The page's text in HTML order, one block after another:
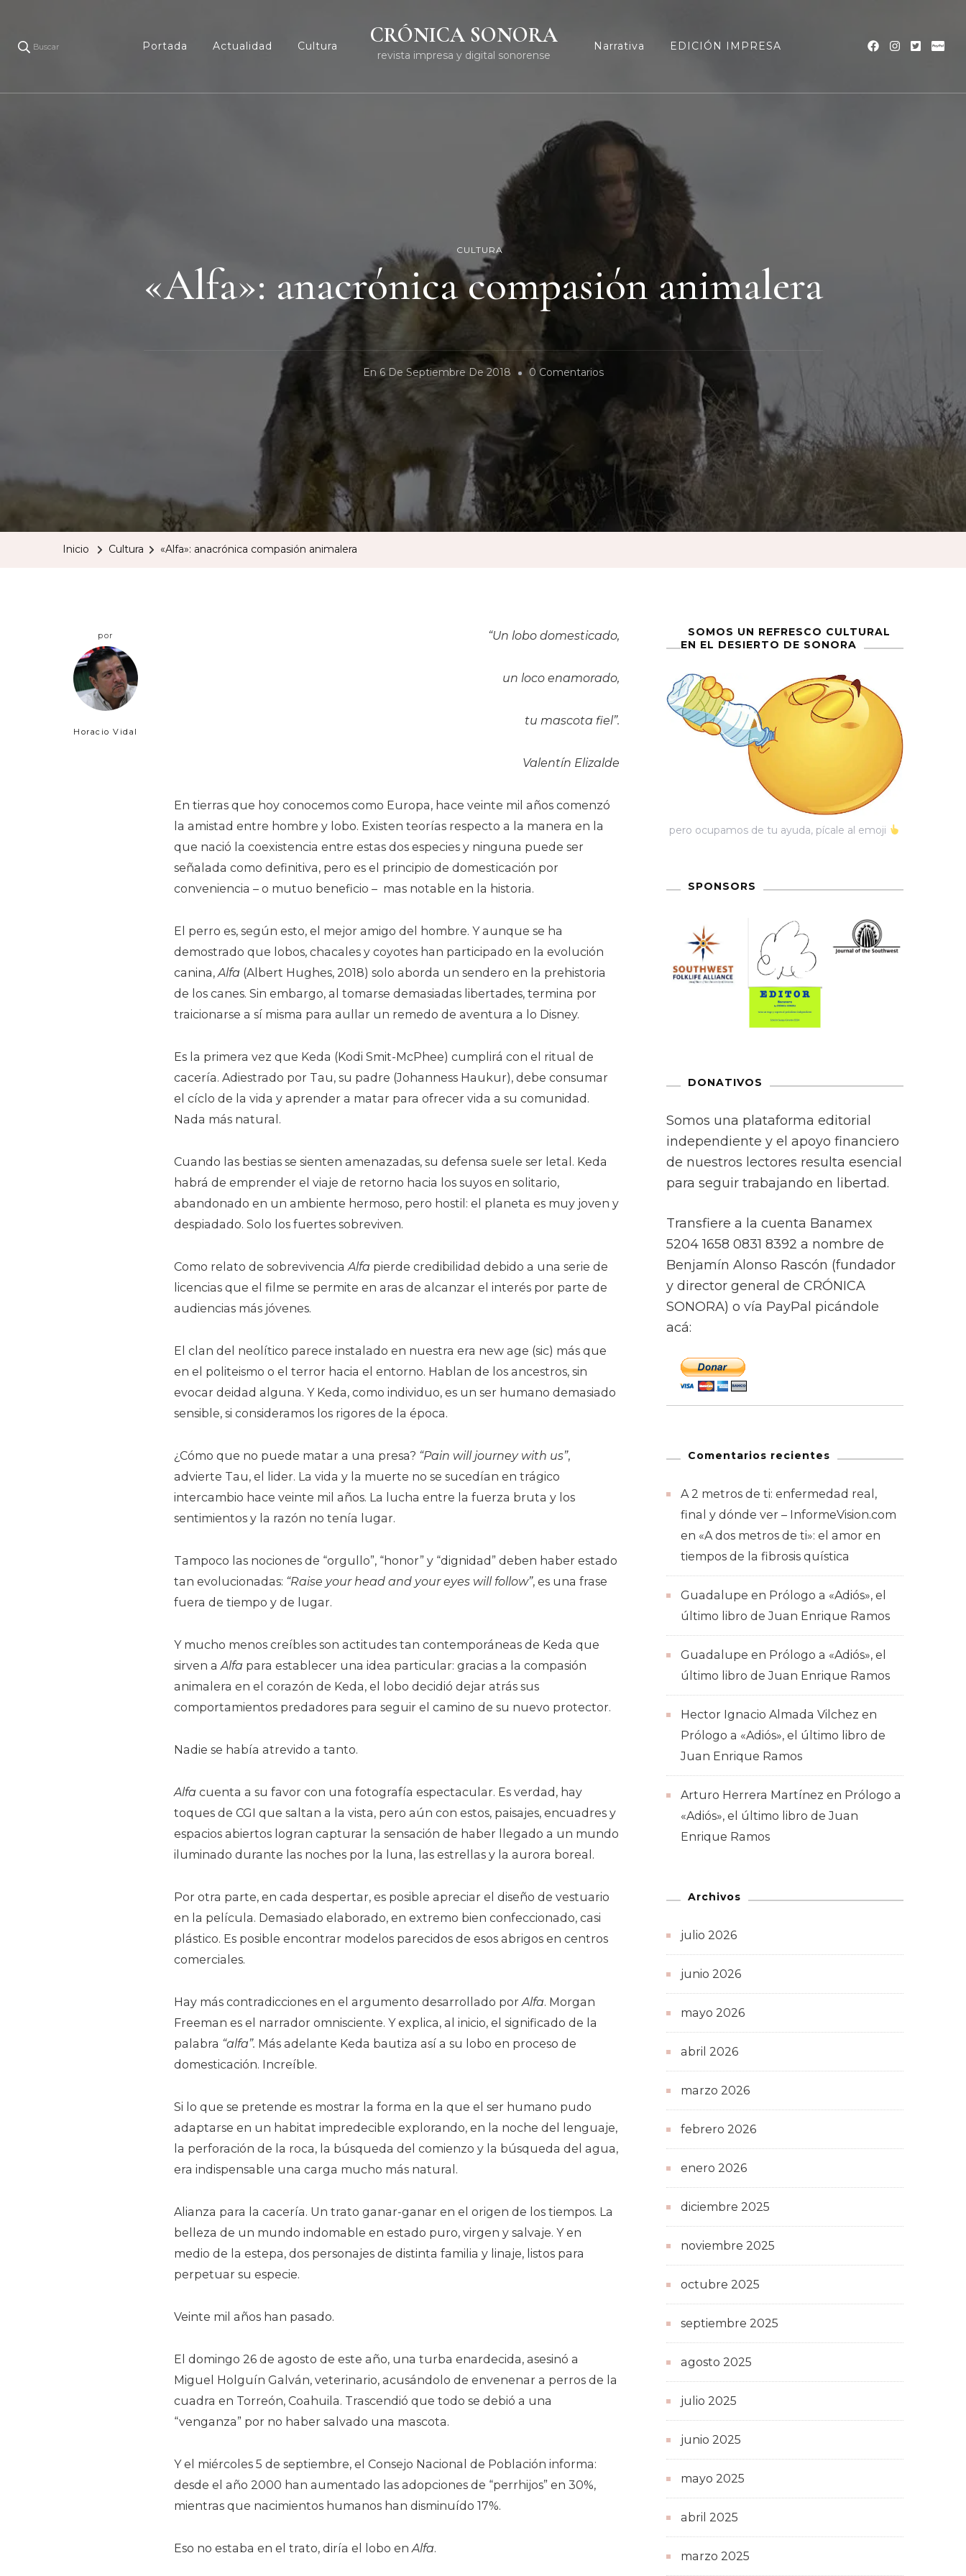
Buscar Portada Actualidad Cultura CRÓNICA SONORA
revista impresa y digital sonorense
Narrativa EDICIÓN IMPRESA
CULTURA
«Alfa»: anacrónica compasión animalera
En 6 De Septiembre De 2018 0 ComentariosEn
Anacrónica
Compasión
Animalera
Inicio Cultura «Alfa»: anacrónica compasión animalera
por
Horacio Vidal
“Un lobo domesticado,
un loco enamorado,
tu mascota fiel”.
Valentín Elizalde
En tierras que hoy conocemos como Europa, hace veinte mil años comenzó
la amistad entre hombre y lobo. Existen teorías respecto a la manera en la
que nació la coexistencia entre estas dos especies y ninguna puede ser
señalada como definitiva, pero es el principio de domesticación por
conveniencia – o mutuo beneficio – mas notable en la historia.
El perro es, según esto, el mejor amigo del hombre. Y aunque se ha
demostrado que lobos, chacales y coyotes han participado en la evolución
canina,Alfa (Albert Hughes, 2018) solo aborda un sendero en la prehistoria
de los canes. Sin embargo, al tomarse demasiadas libertades, termina por
traicionarse a sí misma para aullar un remedo de aventura a lo Disney.
Es la primera vez que Keda (Kodi Smit-McPhee) cumplirá con el ritual de
cacería. Adiestrado por Tau, su padre (Johanness Haukur), debe consumar
el cíclo de la vida y aprender a matar para ofrecer vida a su comunidad.
Nada más natural.
Cuando las bestias se sienten amenazadas, su defensa suele ser letal. Keda
habrá de emprender el viaje de retorno hacia los suyos en solitario,
abandonado en un ambiente hermoso, pero hostil: el planeta es muy joven y
despiadado. Solo los fuertes sobreviven.
Como relato de sobrevivenciaAlfa pierde credibilidad debido a una serie de
licencias que el filme se permite en aras de alcanzar el interés por parte de
audiencias más jóvenes.
El clan del neolítico parece instalado en nuestra era new age (sic) más que
en el politeismo o el terror hacia el entorno. Hablan de los ancestros, sin
evocar deidad alguna. Y Keda, como individuo, es un ser humano demasiado
sensible, si consideramos los rigores de la época.
¿Cómo que no puede matar a una presa? “Pain will journey with us”,
advierte Tau, el lider. La vida y la muerte no se sucedían en trágico
intercambio hace veinte mil años. La lucha entre la fuerza bruta y los
sentimientos y la razón no tenía lugar.
Tampoco las nociones de “orgullo”, “honor” y “dignidad” deben haber estado
tan evolucionadas: “Raise your head and your eyes will follow”, es una frase
fuera de tiempo y de lugar.
Y mucho menos creíbles son actitudes tan contemporáneas de Keda que
sirven aAlfa para establecer una idea particular: gracias a la compasión
animalera en el corazón de Keda, el lobo decidió dejar atrás sus
comportamientos predadores para seguir el camino de su nuevo protector.
Nadie se había atrevido a tanto.
Alfa cuenta a su favor con una fotografía espectacular. Es verdad, hay
toques de CGI que saltan a la vista, pero aún con estos, paisajes, encuadres y
espacios abiertos logran capturar la sensación de haber llegado a un mundo
iluminado durante las noches por la luna, las estrellas y la aurora boreal.
Por otra parte, en cada despertar, es posible apreciar el diseño de vestuario
en la película. Demasiado elaborado, en extremo bien confeccionado, casi
plástico. Es posible encontrar modelos parecidos de esos abrigos en centros
comerciales.
Hay más contradicciones en el argumento desarrollado porAlfa. Morgan
Freeman es el narrador omnisciente. Y explica, al inicio, el significado de la
palabra “alfa”. Más adelante Keda bautiza así a su lobo en proceso de
domesticación. Increíble.
Si lo que se pretende es mostrar la forma en la que el ser humano pudo
adaptarse en un habitat impredecible explorando, en la noche del lenguaje,
la perforación de la roca, la búsqueda del comienzo y la búsqueda del agua,
era indispensable una carga mucho más natural.
Alianza para la cacería. Un trato ganar-ganar en el origen de los tiempos. La
belleza de un mundo indomable en estado puro, virgen y salvaje. Y en
medio de la estepa, dos personajes de distinta familia y linaje, listos para
perpetuar su especie.
Veinte mil años han pasado.
El domingo 26 de agosto de este año, una turba enardecida, asesinó a
Miguel Holguín Galván, veterinario, acusándolo de envenenar a perros de la
cuadra en Torreón, Coahuila. Trascendió que todo se debió a una
“venganza” por no haber salvado una mascota.
Y el miércoles 5 de septiembre, el Consejo Nacional de Población informa:
desde el año 2000 han aumentado las adopciones de “perrhijos” en 30%,
mientras que nacimientos humanos han disminuído 17%.
Eso no estaba en el trato, diría el lobo enAlfa.
SOMOS UN REFRESCO CULTURAL
EN EL DESIERTO DE SONORA
pero ocupamos de tu ayuda, pícale al emoji
SPONSORS
DONATIVOS
Somos una plataforma editorial
independiente y el apoyo financiero
de nuestros lectores resulta esencial
para seguir trabajando en libertad.
Transfiere a la cuenta Banamex
5204 1658 0831 8392 a nombre de
Benjamín Alonso Rascón (fundador
y director general de CRÓNICA
SONORA) o vía PayPal picándole
acá:
Comentarios recientes
A 2 metros de ti: enfermedad real,
final y dónde ver – InformeVision.com
en «A dos metros de ti»: el amor en
tiempos de la fibrosis quística
Guadalupe en Prólogo a «Adiós», el
último libro de Juan Enrique Ramos
Guadalupe en Prólogo a «Adiós», el
último libro de Juan Enrique Ramos
Hector Ignacio Almada Vilchez en
Prólogo a «Adiós», el último libro de
Juan Enrique Ramos
Arturo Herrera Martínez en Prólogo a
«Adiós», el último libro de Juan
Enrique Ramos
Archivos
julio 2026
junio 2026
mayo 2026
abril 2026
marzo 2026
febrero 2026
enero 2026
diciembre 2025
noviembre 2025
octubre 2025
septiembre 2025
agosto 2025
julio 2025
junio 2025
mayo 2025
abril 2025
marzo 2025